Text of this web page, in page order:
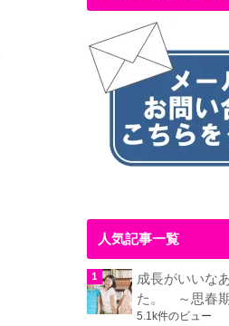
人気記事一覧
成長がいいな
た。 ～思春
5.1k件のビュー